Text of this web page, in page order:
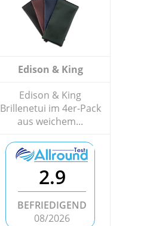
Edison & King
Edison & King
Brillenetui im 4er-Pack
aus weichem...
2.9
BEFRIEDIGEND
08/2026